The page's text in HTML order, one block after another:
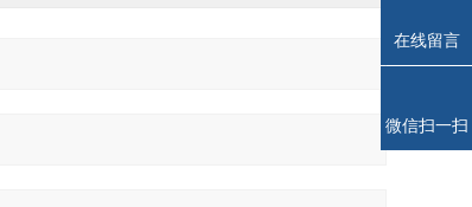
在线留言
微信扫一扫